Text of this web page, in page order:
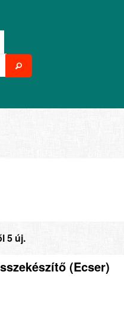
5 új.
(Ecser)